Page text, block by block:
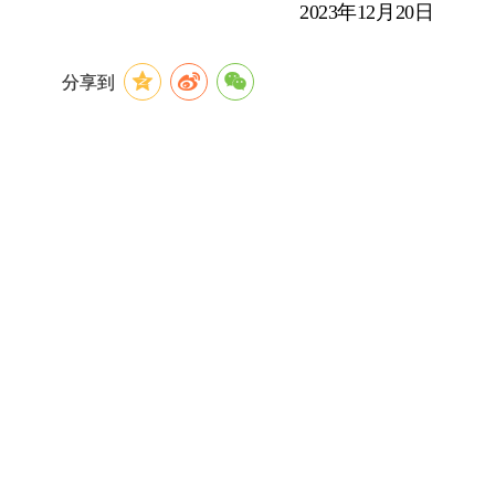
2023年12 月 20日
分享到